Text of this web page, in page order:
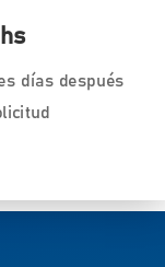
días después